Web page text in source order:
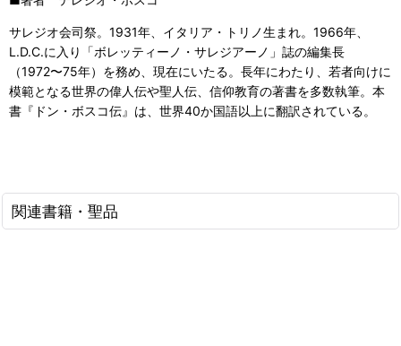
サレジオ会司祭。1931年、イタリア・トリノ生まれ。1966年、
L.D.C.に入り「ボレッティーノ・サレジアーノ」誌の編集長
（1972〜75年）を務め、現在にいたる。長年にわたり、若者向けに
模範となる世界の偉人伝や聖人伝、信仰教育の著書を多数執筆。本
書『ドン・ボスコ伝』は、世界40か国語以上に翻訳されている。
関連書籍・聖品